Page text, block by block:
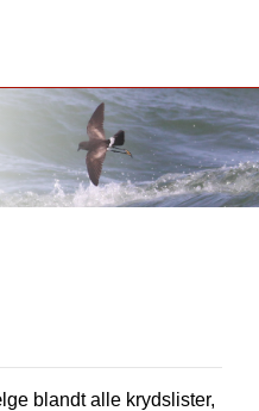
blandt alle krydslister,